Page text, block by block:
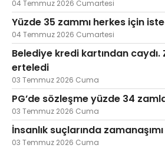
04 Temmuz 2026 Cumartesi
Yüzde 35 zammı herkes için
04 Temmuz 2026 Cumartesi
Belediye kredi kartından caydı.
erteledi
03 Temmuz 2026 Cuma
PG’de sözleşme yüzde 34
03 Temmuz 2026 Cuma
İnsanlık suçlarında
03 Temmuz 2026 Cuma